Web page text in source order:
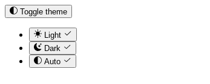
Toggle theme
Light
Dark
Auto